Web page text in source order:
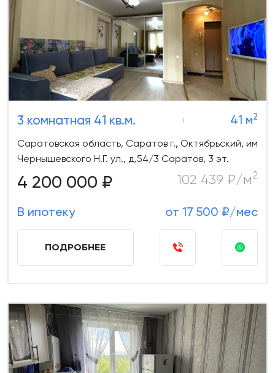
3 комнатная 41 кв.м. 41 м2
Саратовская область, Саратов г., Октябрьский, им
Чернышевского Н.Г. ул., д.54/3 Саратов, 3 эт.
4 200 000 ₽ 102 439 ₽/м2
В ипотеку от 17 500 ₽/мес
ПОДРОБНЕЕ